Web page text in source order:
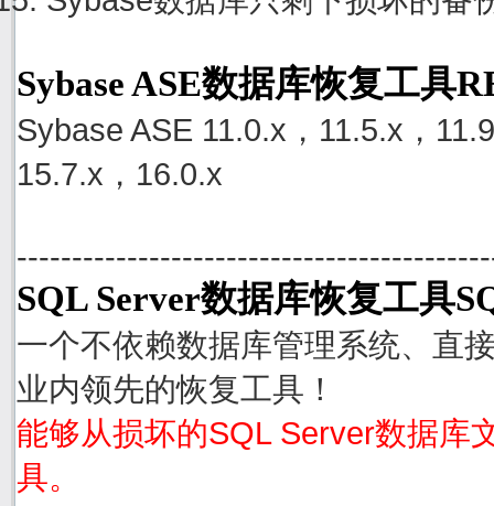
Sybase ASE数据库恢复工具
Sybase ASE 11.0.x，11.5.x，
15.7.x，16.0.x
SQL Server数据库恢复工具
一个不依赖数据库管理系统、直
业内领先的恢复工具！
能够从损坏的SQL Server数据库
具。